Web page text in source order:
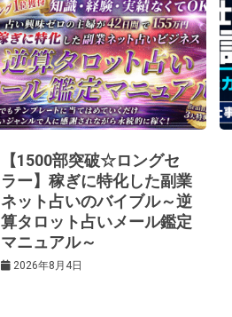
【1500部突破☆ロングセ
ラー】稼ぎに特化した副業
ネット占いのバイブル～逆
算タロット占いメール鑑定
マニュアル～
2026年8月4日